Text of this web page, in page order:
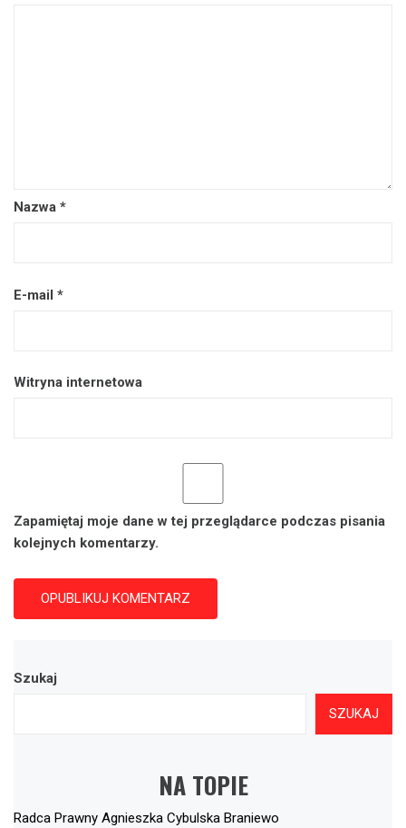
Nazwa *
E-mail *
Witryna internetowa
Zapamiętaj moje dane w tej przeglądarce podczas pisania
kolejnych komentarzy.
Szukaj
SZUKAJ
NA TOPIE
Radca Prawny Agnieszka Cybulska Braniewo